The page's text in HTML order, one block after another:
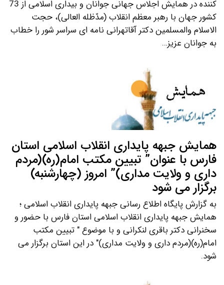
کننده در همایش اجلاس جهانی جوانان و بیداری اسلامی از 73
کشور جهان با رهبر معظم انقلاب (مدّظله العالی)، حجت
الاسلام والمسلمین دکتر آقاتهرانی نامه ای سراسر شور را خطاب
به جوانان عزیز…
همایش جبهه پایداری انقلاب اسلامی استان
فارس با عنوان” تبیین مکتب امام(ره)(مردم
داری و ولایت مداری)” امروز (چهارشنبه)
برگزار می شود
به گزارش پایگاه اطلاع رسانی جبهه پایداری انقلاب اسلامی ؛
همایش جبهه پایداری انقلاب اسلامی استان فارس با حضور و
سخنرانی دکتر باقری لنکرانی و با موضوع " تبیین مکتب
امام(ره)(مردم داری و ولایت مداری)" در این استان برگزار می
شود.